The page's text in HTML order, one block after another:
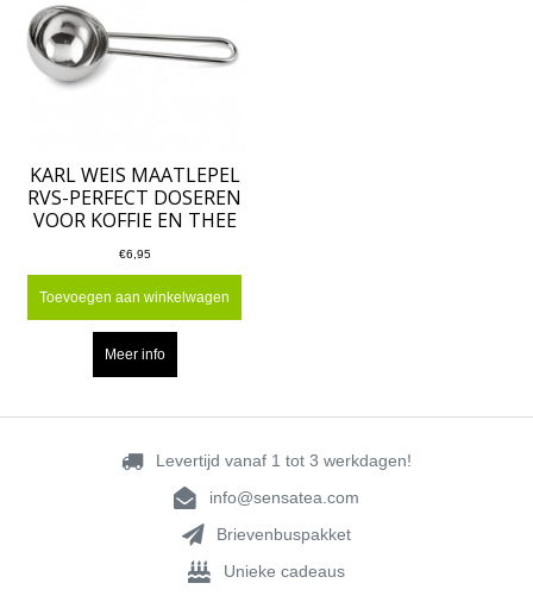
KARL WEIS MAATLEPEL
RVS-PERFECT DOSEREN
VOOR KOFFIE EN THEE
€6,95
Toevoegen aan winkelwagen
Meer info
Levertijd vanaf 1 tot 3 werkdagen!
info@sensatea.com
Brievenbuspakket
Unieke cadeaus